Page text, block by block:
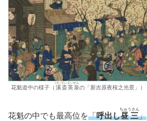
花魁道中の様子（ 溪斎
けいさい
英泉
えいせん
の「新吉原夜桜之光景」）
花魁の中でも最高位を「呼出し昼三
ちゅうさん
」